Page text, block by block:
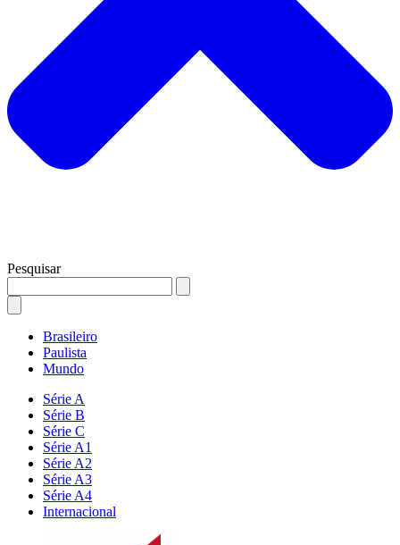
Pesquisar
Brasileiro
Paulista
Mundo
Série A
Série B
Série C
Série A1
Série A2
Série A3
Série A4
Internacional